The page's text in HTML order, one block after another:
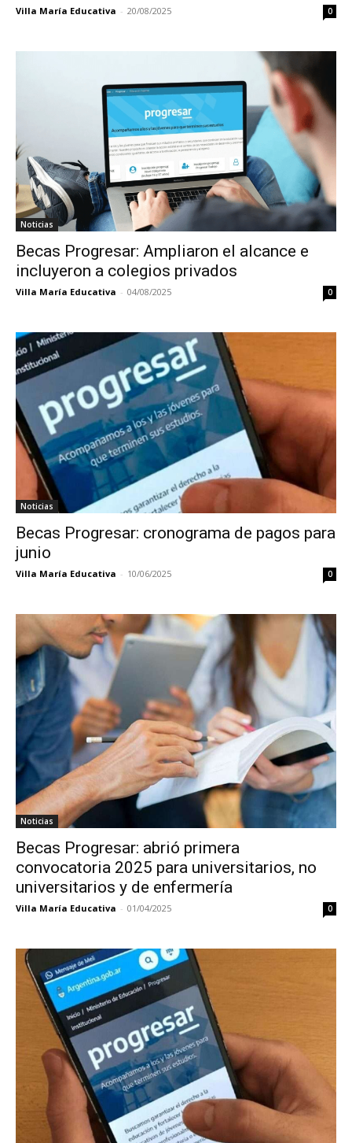
Villa María Educativa - 20/08/2025 0
Noticias
Becas Progresar: Ampliaron el alcance e
incluyeron a colegios privados
Villa María Educativa - 04/08/2025 0
Noticias
Becas Progresar: cronograma de pagos para
junio
Villa María Educativa - 10/06/2025 0
Noticias
Becas Progresar: abrió primera
convocatoria 2025 para universitarios, no
universitarios y de enfermería
Villa María Educativa - 01/04/2025 0